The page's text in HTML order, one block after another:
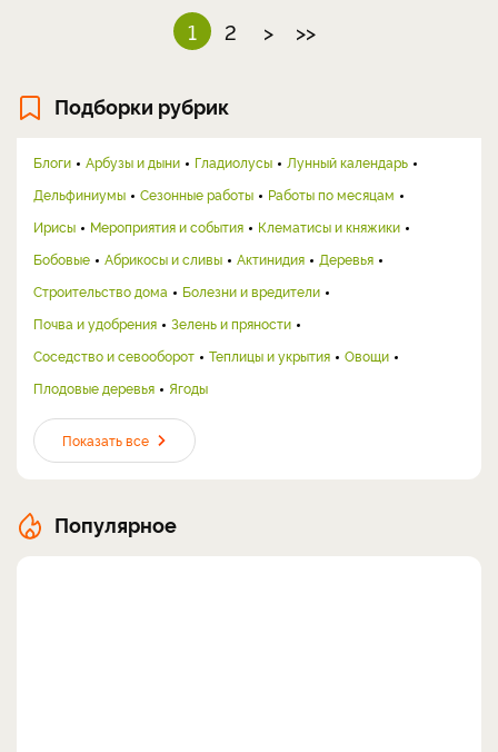
1 2 > >>
Подборки рубрик
Блоги Арбузы и дыни Гладиолусы
Лунный календарь
Дельфиниумы
Сезонные работы
Работы по месяцам
Ирисы
Мероприятия и события
Клематисы и княжики
Бобовые
Абрикосы и сливы Актинидия
Деревья
Строительство дома
Болезни и вредители
Почва и удобрения
Зелень и пряности
Соседство и севооборот
Теплицы и укрытия
Овощи
Плодовые деревья
Ягоды
Показать все
Популярное